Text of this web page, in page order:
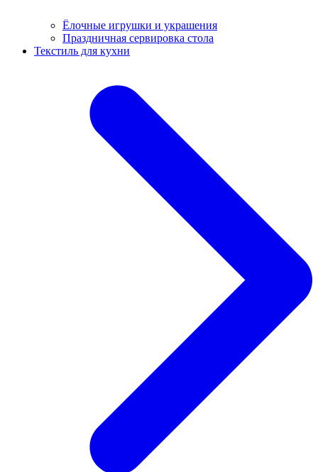
Ёлочные игрушки и украшения
Праздничная сервировка стола
Текстиль для кухни